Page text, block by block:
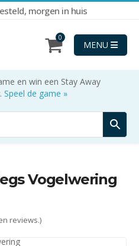
morgen in huis
0
MENU
en win een Stay Away
Speel de game »
Vogelwering
reviews.)